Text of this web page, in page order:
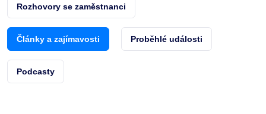
Rozhovory se zaměstnanci
Články a zajímavosti Proběhlé události
Podcasty